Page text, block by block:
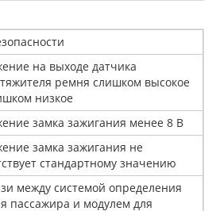
на выходе датчика
ремня слишком высокое
низкое
замка зажигания менее 8 В
замка зажигания не
стандартному значению
между системой определения
пассажира и модулем для